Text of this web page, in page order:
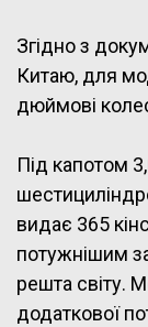
Згідно з
Китаю, для
дюймові
Під капотом
видає 365
потужнішим
решта світу.
додаткової